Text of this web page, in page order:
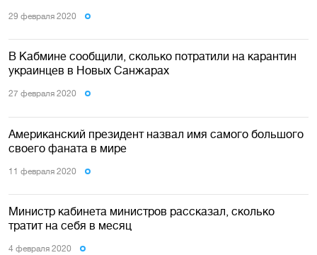
29 февраля 2020
В Кабмине сообщили, сколько потратили на карантин
украинцев в Новых Санжарах
27 февраля 2020
Американский президент назвал имя самого большого
своего фаната в мире
11 февраля 2020
Министр кабинета министров рассказал, сколько
тратит на себя в месяц
4 февраля 2020